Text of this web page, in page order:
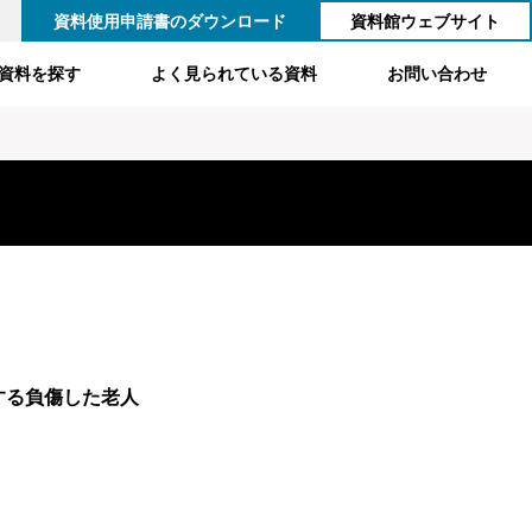
資料使用申請書のダウンロード 資料館ウェブサイト
料を探す よく見られている資料 お問い合わせ
負傷した老人